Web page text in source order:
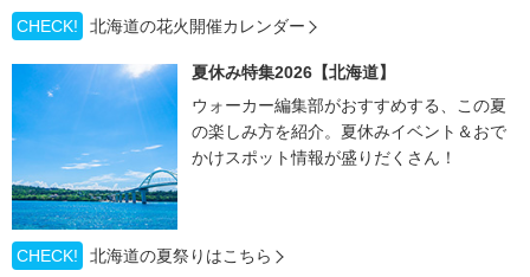
CHECK!
北海道の花火開催カレンダー
夏休み特集2026【北海道】
ウォーカー編集部がおすすめする、この夏
の楽しみ方を紹介。夏休みイベント＆おで
かけスポット情報が盛りだくさん！
CHECK! 北海道の夏祭りはこちら